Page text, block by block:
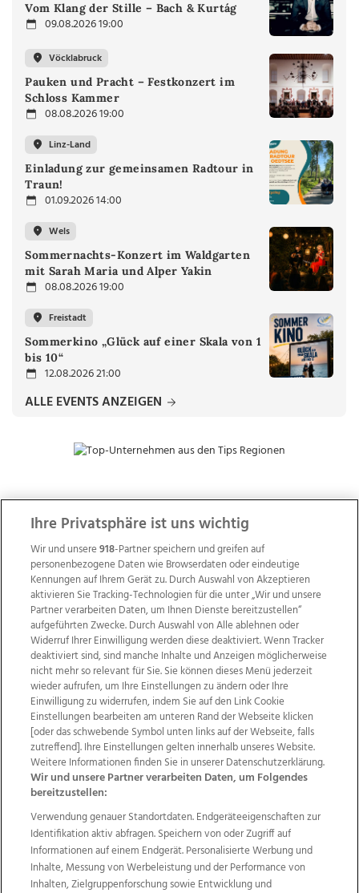
Vom Klang der Stille – Bach & Kurtág
09.08.2026 19:00
Vöcklabruck
Pauken und Pracht – Festkonzert im
Schloss Kammer
08.08.2026 19:00
Linz-Land
Einladung zur gemeinsamen Radtour in
Traun!
01.09.2026 14:00
Wels
Sommernachts-Konzert im Waldgarten
mit Sarah Maria und Alper Yakin
08.08.2026 19:00
Freistadt
Sommerkino „Glück auf einer Skala von 1
bis 10“
12.08.2026 21:00
ALLE EVENTS ANZEIGEN
ZUR NACHRICHTENÜBERSICHT
Wir über uns Mediadaten Kontakt
Jobs
Datenschutz
Impressum
AGB Anzeigekunden
AGB Website
Ehrenkodex Politische Werbung
Weitere Angebote des Medienhauses Wimmer
TV1 di-mog-i.at OÖNow
Ischler Woche
Life Radio
OÖNachrichten
OÖN Immobilien
OÖN Karriere
OÖN Reise
Promenaden Galerien
Ihre Privatsphäre ist uns wichtig
Wir und unsere918-Partner speichern und greifen auf
personenbezogene Daten wie Browserdaten oder eindeutige
Kennungen auf Ihrem Gerät zu. Durch Auswahl von Akzeptieren
aktivieren Sie Tracking-Technologien für die unter „Wir und unsere
Partner verarbeiten Daten, um Ihnen Dienste bereitzustellen“
aufgeführten Zwecke. Durch Auswahl von Alle ablehnen oder
Widerruf Ihrer Einwilligung werden diese deaktiviert. Wenn Tracker
deaktiviert sind, sind manche Inhalte und Anzeigen möglicherweise
nicht mehr so relevant für Sie. Sie können dieses Menü jederzeit
wieder aufrufen, um Ihre Einstellungen zu ändern oder Ihre
Einwilligung zu widerrufen, indem Sie auf den Link Cookie
Einstellungen bearbeiten am unteren Rand der Webseite klicken
[oder das schwebende Symbol unten links auf der Webseite, falls
zutreffend]. Ihre Einstellungen gelten innerhalb unseres Website.
Weitere Informationen finden Sie in unserer Datenschutzerklärung.
Wir und unsere Partner verarbeiten Daten, um Folgendes
bereitzustellen:
Verwendung genauer Standortdaten. Endgeräteeigenschaften zur
Identifikation aktiv abfragen. Speichern von oder Zugriff auf
Informationen auf einem Endgerät. Personalisierte Werbung und
Inhalte, Messung von Werbeleistung und der Performance von
Inhalten, Zielgruppenforschung sowie Entwicklung und